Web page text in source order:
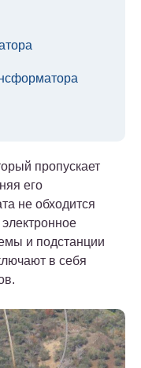
пропускает
его
не обходится
и подстанции
в себя